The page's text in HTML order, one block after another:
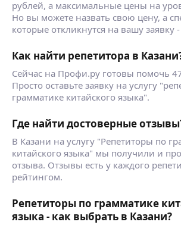
рублей, а максимальные цены на
Но вы можете назвать свою цену, а
которые откликнутся на вашу заявку
Как найти репетитора в
Сейчас на Профи.ру готовы помочь
Просто оставьте заявку на услугу
грамматике китайского языка".
Где найти достоверные
В Казани на услугу "Репетиторы по
китайского языка" мы получили и
отзыва. Отзывы есть у каждого
рейтингом.
Репетиторы по грамматике
языка - как выбрать в Казани?